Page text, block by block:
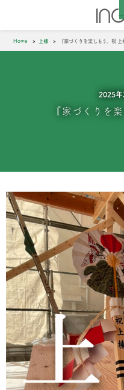
Home 上棟 『家づくりを楽しもう。祝 上
2025年
『家づくりを